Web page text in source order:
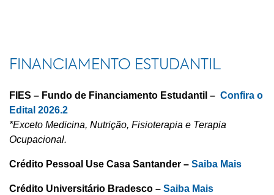
FINANCIAMENTO ESTUDANTIL
FIES – Fundo de Financiamento Estudantil – Confira o
Edital 2026.2
*Exceto Medicina, Nutrição, Fisioterapia e Terapia
Ocupacional.
Crédito Pessoal Use Casa Santander – Saiba Mais
Crédito Universitário Bradesco – Saiba Mais